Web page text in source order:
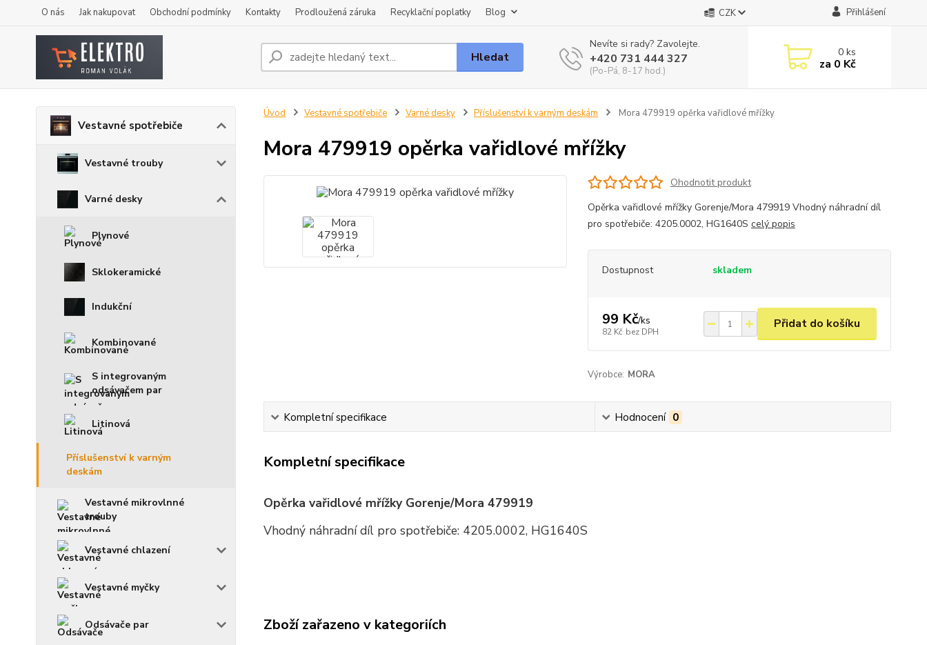
O nás Jak nakupovat Obchodní podmínky Kontakty Prodloužená záruka Recyklační poplatky Blog CZK Přihlášení
Hledat
Nevíte si rady? Zavolejte.
+420 731 444 327
(Po-Pá, 8-17 hod.)
0ks
za 0 Kč
Vestavné spotřebiče
Vestavné trouby
Varné desky
Plynové
Sklokeramické
Indukční
Kombinované
S integrovaným
odsávačem par
Litinová
Příslušenství k varným
deskám
Vestavné mikrovlnné
trouby
Vestavné chlazení
Vestavné myčky
Odsávače par
Úvod Vestavné spotřebiče Varné desky Příslušenství k varným deskám Mora 479919 opěrka vařidlové mřížky
Mora 479919 opěrka vařidlové mřížky
Ohodnotit produkt
Opěrka vařidlové mřížky Gorenje/Mora 479919 Vhodný náhradní díl
pro spotřebiče: 4205.0002, HG1640S celý popis
Dostupnost skladem
99 Kč/ks
82 Kč bez DPH
Přidat do košíku
Výrobce: MORA
Kompletní specifikace Hodnocení 0
Kompletní specifikace
Opěrka vařidlové mřížky Gorenje/Mora 479919
Vhodný náhradní díl pro spotřebiče: 4205.0002, HG1640S
Zboží zařazeno v kategoriích